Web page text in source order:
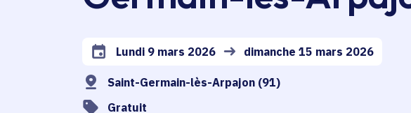
Date de l'arrêté
Lundi 9 mars 2026 dimanche 15 mars 2026
Saint-Germain-lès-Arpajon (91)
Gratuit